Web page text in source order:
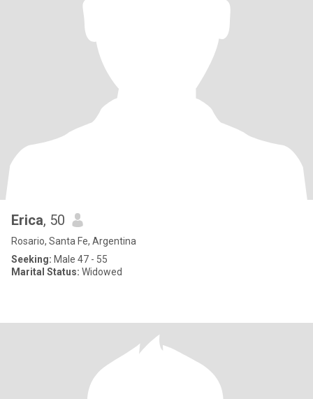
Erica, 50
Rosario, Santa Fe, Argentina
Seeking: Male 47 - 55
Marital Status: Widowed